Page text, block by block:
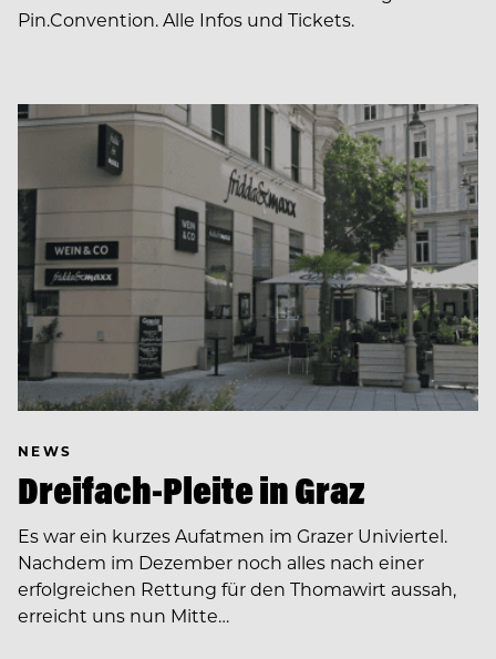
Pin.Convention. Alle Infos und Tickets.
NEWS
Dreifach-Pleite in Graz
Es war ein kurzes Aufatmen im Grazer Univiertel.
Nachdem im Dezember noch alles nach einer
erfolgreichen Rettung für den Thomawirt aussah,
erreicht uns nun Mitte…